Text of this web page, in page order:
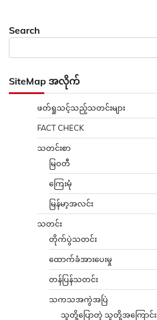
Search
SiteMap အလိုက်
ဖတ်ရှုသင့်သည့်သတင်းများ
FACT CHECK
သတင်းစာ
မြဝတီ
ကြေးမုံ
မြန်မာ့အလင်း
သတင်း
တိုက်ပွဲသတင်း
ထောက်ခံအားပေးမှု
တန်ပြန်သတင်း
သကသအကွဲအပြဲ
သူတို့ပြောတဲ့ သူတို့အကြောင်း